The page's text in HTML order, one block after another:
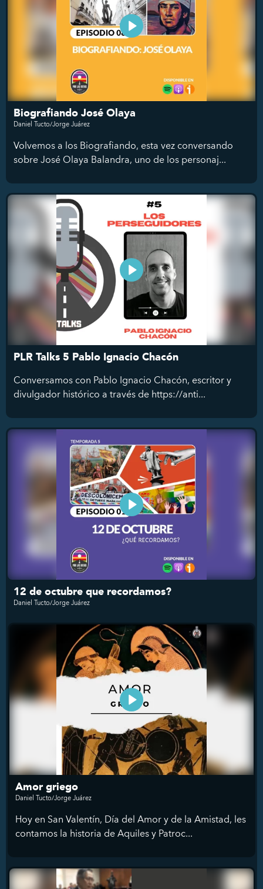
Biografiando José Olaya
Daniel Tucto/Jorge Juárez
Volvemos a los Biografiando, esta vez conversando
sobre José Olaya Balandra, uno de los personaj...
PLR Talks 5 Pablo Ignacio Chacón
Conversamos con Pablo Ignacio Chacón, escritor y
divulgador histórico a través de https://anti...
12 de octubre que recordamos?
Daniel Tucto/Jorge Juárez
Amor griego
Daniel Tucto/Jorge Juárez
Hoy en San Valentín, Día del Amor y de la Amistad, les
contamos la historia de Aquiles y Patroc...